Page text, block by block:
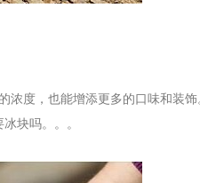
度，也能增添更多的口味和装饰
块吗。。。